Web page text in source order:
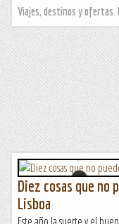
Viajes, destinos y ofertas.
Diez cosas que no
Lisboa